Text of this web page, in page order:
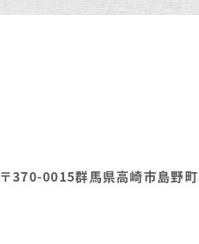
〒370-0015群馬県高崎市島野